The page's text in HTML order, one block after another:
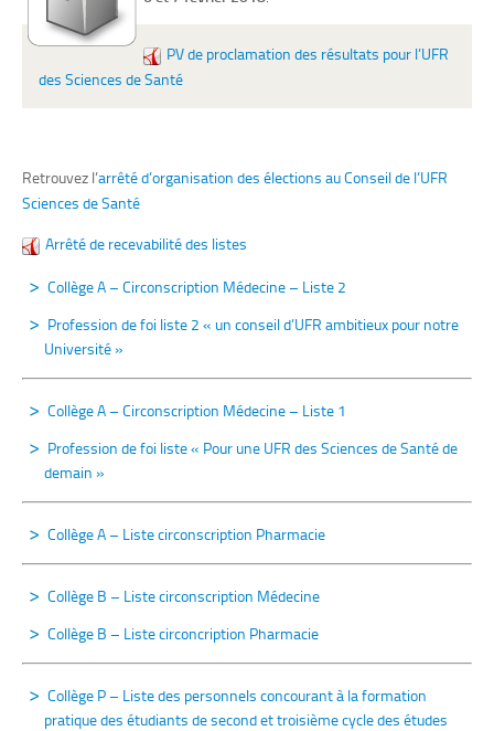
PV de proclamation des résultats pour l’UFR
des Sciences de Santé
Retrouvez l’arrêté d’organisation des élections au Conseil de l’UFR
Sciences de Santé
Arrêté de recevabilité des listes
Collège A – Circonscription Médecine – Liste 2
Profession de foi liste 2 « un conseil d’UFR ambitieux pour notre
Université »
Collège A – Circonscription Médecine – Liste 1
Profession de foi liste « Pour une UFR des Sciences de Santé de
demain »
Collège A – Liste circonscription Pharmacie
Collège B – Liste circonscription Médecine
Collège B – Liste circoncription Pharmacie
Collège P – Liste des personnels concourant à la formation
pratique des étudiants de second et troisième cycle des études